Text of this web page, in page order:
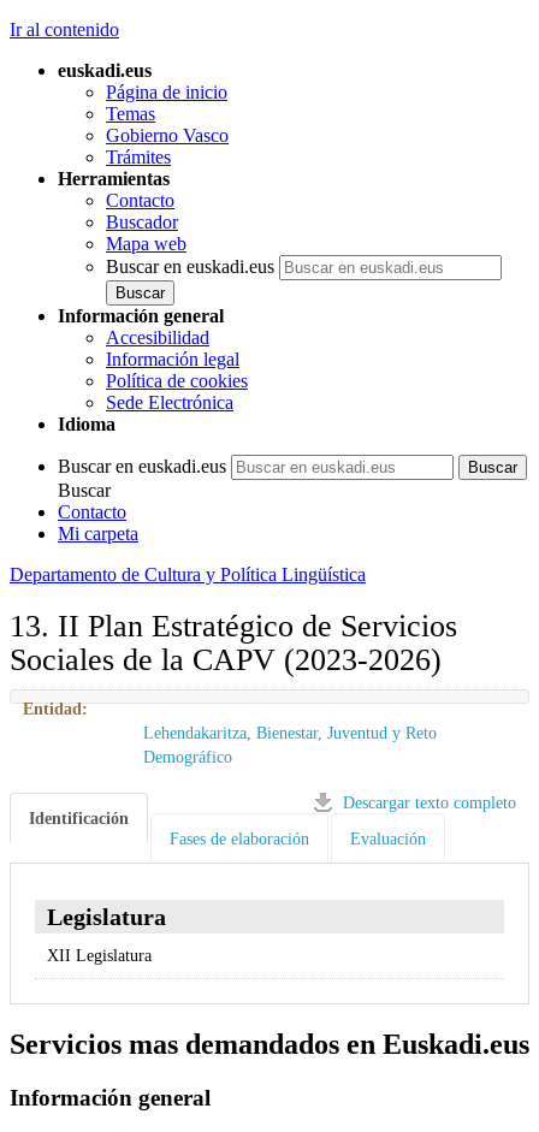
Ir al contenido
euskadi.eus
Página de inicio
Temas
Gobierno Vasco
Trámites
Herramientas
Contacto
Buscador
Mapa web
Buscar en euskadi.eus
Información general
Accesibilidad
Información legal
Política de cookies
Sede Electrónica
Idioma
Buscar en euskadi.eus
Buscar
Contacto
Mi carpeta
Departamento de Cultura y Política Lingüística
13. II Plan Estratégico de Servicios
Sociales de la CAPV (2023-2026)
Entidad:
Lehendakaritza Bienestar, Juventud y Reto
Demográfico
Descargar texto completo
Identificación
Fases de elaboración
Evaluación
Legislatura
XII Legislatura
Servicios mas demandados en Euskadi.eus
Información general